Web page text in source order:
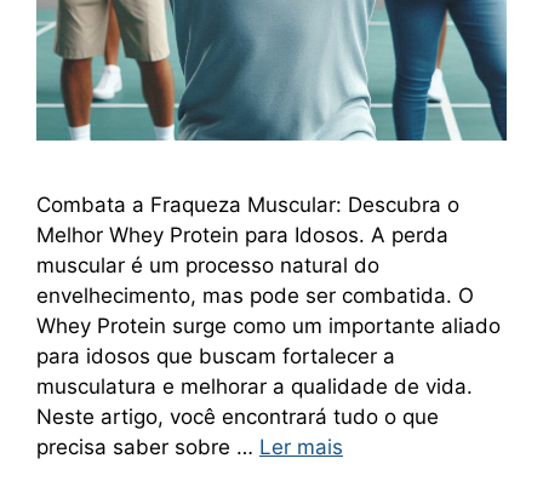
Combata a Fraqueza Muscular: Descubra o
Melhor Whey Protein para Idosos. A perda
muscular é um processo natural do
envelhecimento, mas pode ser combatida. O
Whey Protein surge como um importante aliado
para idosos que buscam fortalecer a
musculatura e melhorar a qualidade de vida.
Neste artigo, você encontrará tudo o que
precisa saber sobre … Ler mais